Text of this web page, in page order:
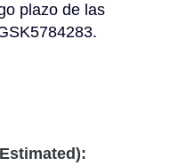
plazo de las